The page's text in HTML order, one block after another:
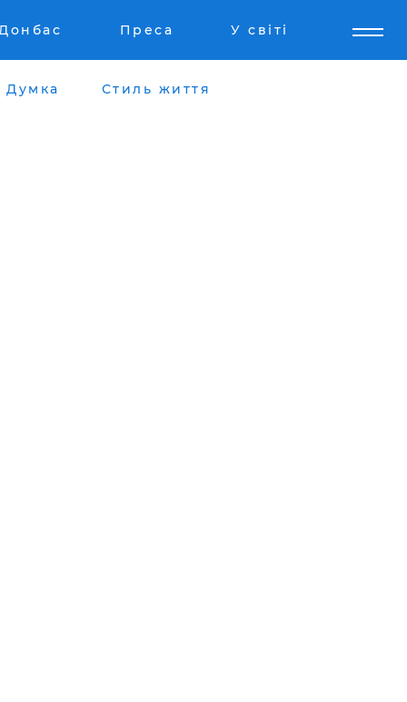
Преса У світі
Думка Стиль життя